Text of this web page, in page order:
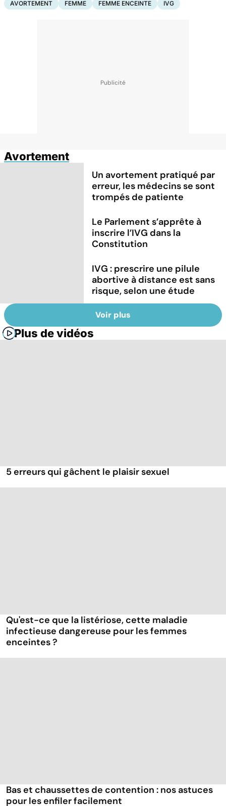
AVORTEMENT FEMME FEMME ENCEINTE IVG
Avortement
Un avortement pratiqué par
erreur, les médecins se sont
trompés de patiente
Le Parlement s’apprête à
inscrire l’IVG dans la
Constitution
IVG : prescrire une pilule
abortive à distance est sans
risque, selon une étude
Voir plus
Plus de vidéos
5 erreurs qui gâchent le plaisir sexuel
Qu'est-ce que la listériose, cette maladie
infectieuse dangereuse pour les femmes
enceintes ?
Bas et chaussettes de contention : nos astuces
pour les enfiler facilement